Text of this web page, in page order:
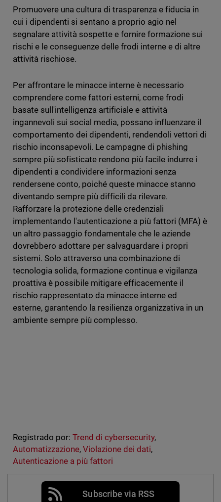
Promuovere una cultura di trasparenza e fiducia in
cui i dipendenti si sentano a proprio agio nel
segnalare attività sospette e fornire formazione sui
rischi e le conseguenze delle frodi interne e di altre
attività rischiose.
Per affrontare le minacce interne è necessario
comprendere come fattori esterni, come frodi
basate sull'intelligenza artificiale e attività
ingannevoli sui social media, possano influenzare il
comportamento dei dipendenti, rendendoli vettori di
rischio inconsapevoli. Le campagne di phishing
sempre più sofisticate rendono più facile indurre i
dipendenti a condividere informazioni senza
rendersene conto, poiché queste minacce stanno
diventando sempre più difficili da rilevare.
Rafforzare la protezione delle credenziali
implementando l'autenticazione a più fattori (MFA) è
un altro passaggio fondamentale che le aziende
dovrebbero adottare per salvaguardare i propri
sistemi. Solo attraverso una combinazione di
tecnologia solida, formazione continua e vigilanza
proattiva è possibile mitigare efficacemente il
rischio rappresentato da minacce interne ed
esterne, garantendo la resilienza organizzativa in un
ambiente sempre più complesso.
Registrado por: Trend di cybersecurity,
Automatizzazione, Violazione dei dati,
Autenticazione a più fattori
Subscribe via RSS